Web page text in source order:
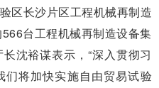
区长沙片区工程机械再制造
台工程机械再制造设备集
沈裕谋表示，“深入贯彻习
将加快实施自由贸易试验